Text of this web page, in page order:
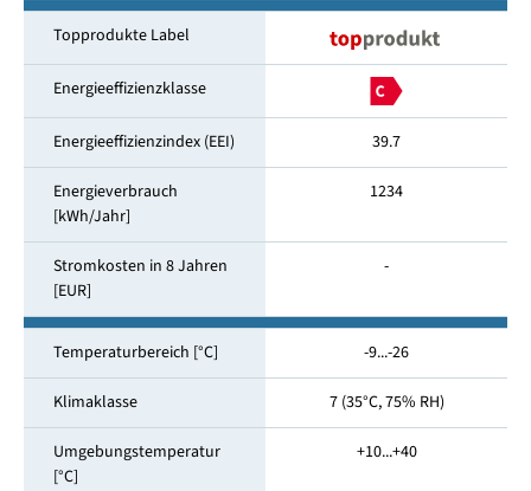
Topprodukte Label
Energieeffizienzklasse
Energieeffizienzindex (EEI) 39.7
Energieverbrauch
[kWh/Jahr]
1234
Stromkosten in 8 Jahren
[EUR]
-
Temperaturbereich [°C] -9...-26
Klimaklasse 7 (35°C, 75% RH)
Umgebungstemperatur
[°C]
+10...+40